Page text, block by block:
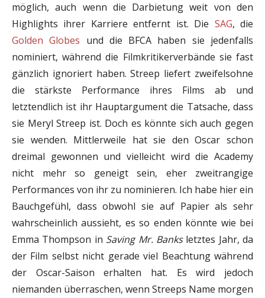
möglich, auch wenn die Darbietung weit von den
Highlights ihrer Karriere entfernt ist. Die SAG, die
Golden Globes und die BFCA haben sie jedenfalls
nominiert, während die Filmkritikerverbände sie fast
gänzlich ignoriert haben. Streep liefert zweifelsohne
die stärkste Performance ihres Films ab und
letztendlich ist ihr Hauptargument die Tatsache, dass
sie Meryl Streep ist. Doch es könnte sich auch gegen
sie wenden. Mittlerweile hat sie den Oscar schon
dreimal gewonnen und vielleicht wird die Academy
nicht mehr so geneigt sein, eher zweitrangige
Performances von ihr zu nominieren. Ich habe hier ein
Bauchgefühl, dass obwohl sie auf Papier als sehr
wahrscheinlich aussieht, es so enden könnte wie bei
Emma Thompson in Saving Mr. Banksletztes Jahr, da
der Film selbst nicht gerade viel Beachtung während
der Oscar-Saison erhalten hat. Es wird jedoch
niemanden überraschen, wenn Streeps Name morgen